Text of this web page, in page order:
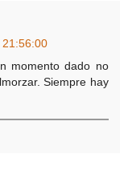
momento dado no
Siempre hay